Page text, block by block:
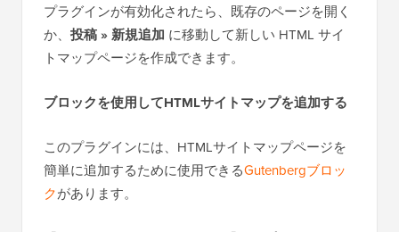
プラグインが有効化されたら、既存のページを開く
か、 投稿 » 新規追加 に移動して新しい HTML サイ
トマップページを作成できます。
ブロックを使用してHTMLサイトマップを追加する
このプラグインには、HTMLサイトマップページを
簡単に追加するために使用できるGutenbergブロッ
クがあります。